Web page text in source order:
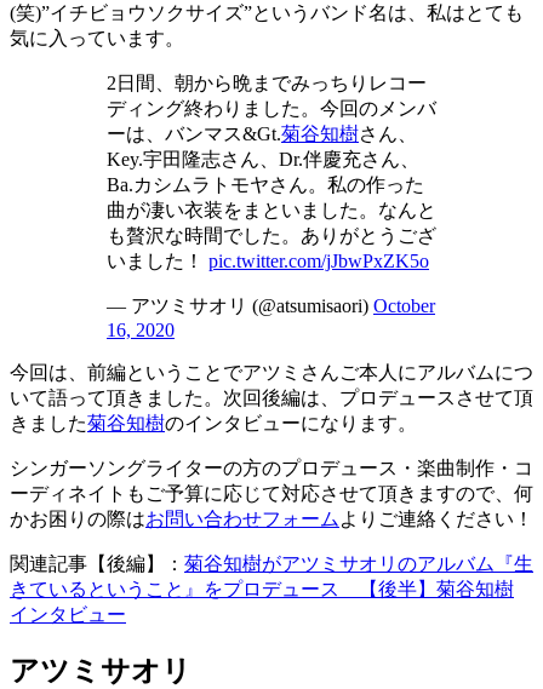
(笑)”イチビョウソクサイズ”というバンド名は、私はとても
気に入っています。
2日間、朝から晩までみっちりレコー
ディング終わりました。今回のメンバ
ーは、バンマス&Gt.菊谷知樹さん、
Key.宇田隆志さん、Dr.伴慶充さん、
Ba.カシムラトモヤさん。私の作った
曲が凄い衣装をまといました。なんと
も贅沢な時間でした。ありがとうござ
いました！ pic.twitter.com/jJbwPxZK5o
— アツミサオリ (@atsumisaori) October
16, 2020
今回は、前編ということでアツミさんご本人にアルバムにつ
いて語って頂きました。次回後編は、プロデュースさせて頂
きました菊谷知樹のインタビューになります。
シンガーソングライターの方のプロデュース・楽曲制作・コ
ーディネイトもご予算に応じて対応させて頂きますので、何
かお困りの際はお問い合わせフォーム よりご連絡ください！
関連記事【後編】： 菊谷知樹がアツミサオリのアルバム『生
きているということ』をプロデュース 【後半】菊谷知樹
インタビュー
アツミサオリ